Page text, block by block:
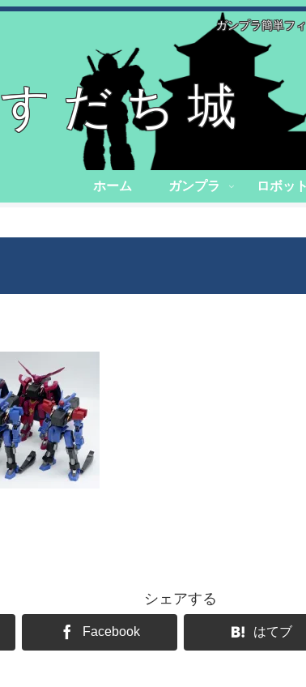
ガンプラ簡単フ
すだち城
ホーム ガンプラ ロボッ
シェアする
Facebook はてブ